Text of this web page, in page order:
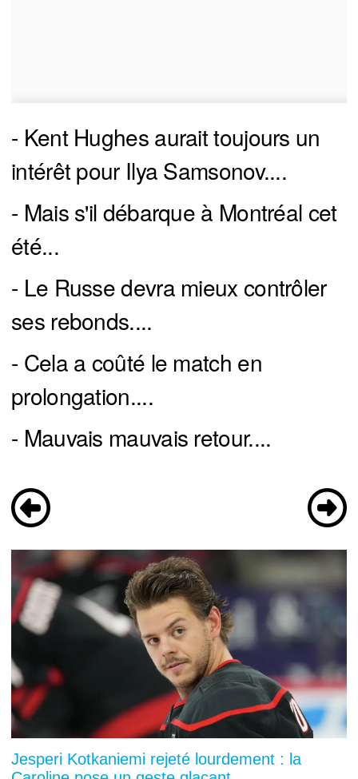
- Kent Hughes aurait toujours un
intérêt pour Ilya Samsonov....
- Mais s'il débarque à Montréal cet
été...
- Le Russe devra mieux contrôler
ses rebonds....
- Cela a coûté le match en
prolongation....
- Mauvais mauvais retour....
Jesperi Kotkaniemi rejeté lourdement : la